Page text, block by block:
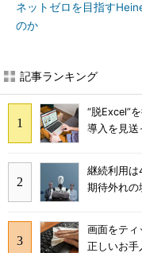
ネットゼロを目指す
のか
記事ランキング
“脱Excel”
導入を見送
継続利用
期待外れの
画面をテ
正しいお手